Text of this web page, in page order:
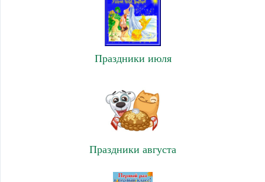
Праздники июля
Праздники августа